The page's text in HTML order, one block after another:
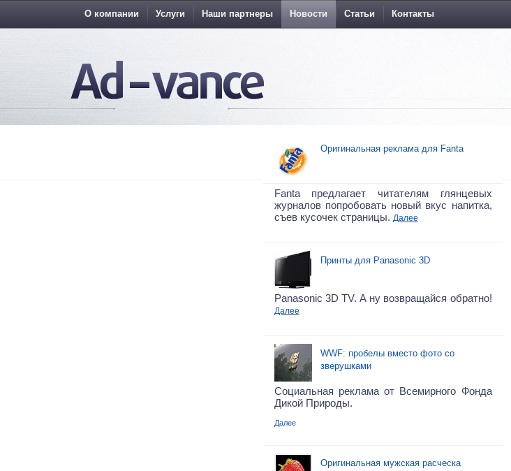
О компании Услуги Наши партнеры Новости Статьи Контакты
Оригинальная реклама для Fanta
Fanta предлагает читателям глянцевых
журналов попробовать новый вкус напитка,
съев кусочек страницы. Далее
Принты для Panasonic 3D
Panasonic 3D TV. А ну возвращайся обратно!
Далее
WWF: пробелы вместо фото со
зверушками
Социальная реклама от Всемирного Фонда
Дикой Природы.
Далее
Оригинальная мужская расческа